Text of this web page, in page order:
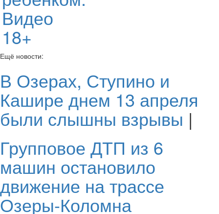
Видео
18+
Ещё новости:
В Озерах, Ступино и
Кашире днем 13 апреля
были слышны взрывы |
Групповое ДТП из 6
машин остановило
движение на трассе
Озеры-Коломна